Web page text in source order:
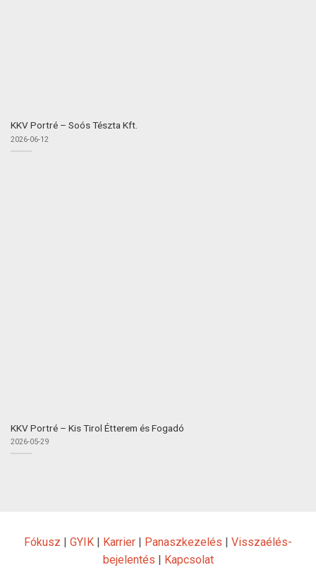
KKV Portré – Soós Tészta Kft.
2026-06-12
KKV Portré – Kis Tirol Étterem és Fogadó
2026-05-29
Fókusz GYIK Karrier Panaszkezelés
Visszaélés-
bejelentés
Kapcsolat